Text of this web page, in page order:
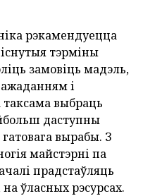
рэкамендуецца
тэрміны
замовіць мадэль,
і
выбраць
даступны
вырабы. З
майстэрні па
прадстаўляць
ўласных рэсурсах.